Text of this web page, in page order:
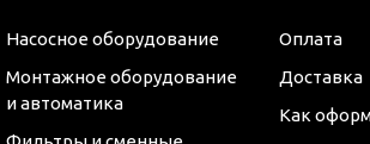
Насосное оборудование
Монтажное оборудование
и автоматика
Оплата
Доставка
Как